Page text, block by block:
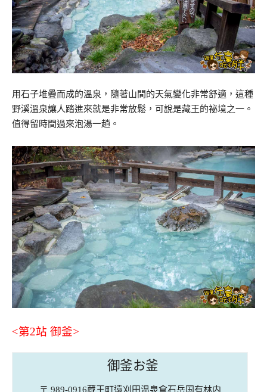
用石子堆疊而成的溫泉，隨著山間的天氣變化非常舒適，這種
野溪溫泉讓人踏進來就是非常放鬆，可說是藏王的祕境之一。
值得留時間過來泡湯一趟。
<第2站 御釜>
御釜お釜
〒 989-0916蔵王町遠刈田温泉倉石岳国有林内